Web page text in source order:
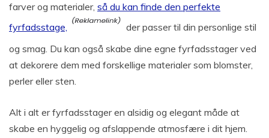
farver og materialer, så du kan finde den perfekte
fyrfadsstage,
der passer til din personlige stil
og smag. Du kan også skabe dine egne fyrfadsstager ved
at dekorere dem med forskellige materialer som blomster,
perler eller sten.
Alt i alt er fyrfadsstager en alsidig og elegant måde at
skabe en hyggelig og afslappende atmosfære i dit hjem.